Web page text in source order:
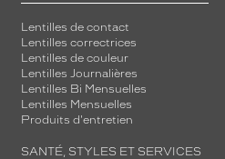
Lentilles de contact
Lentilles correctrices
Lentilles de couleur
Lentilles Journalières
Lentilles Bi Mensuelles
Lentilles Mensuelles
Produits d'entretien
SANTÉ, STYLES ET SERVICES